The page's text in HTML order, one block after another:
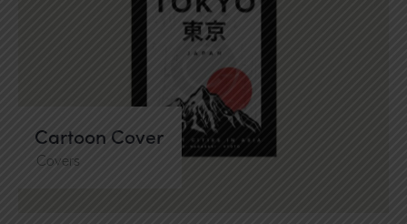
Cartoon Cover
Covers